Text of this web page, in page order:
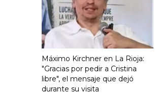
Máximo Kirchner en La Rioja:
"Gracias por pedir a Cristina
libre", el mensaje que dejó
durante su visita